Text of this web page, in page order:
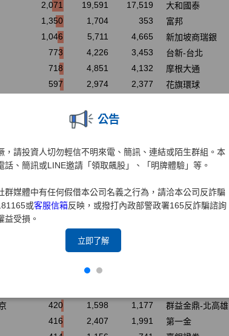
公告
，請投資人切勿輕信不明來電、簡訊、連結或陌生群組。本
話、簡訊或LINE邀請「領取飆股」、「明牌體驗」等。
群媒體中有任何假借本公司名義之行為，請洽本公司反詐騙
或客服信箱反映，或撥打內政部警政署165反詐騙諮詢
益受損。
立即了解